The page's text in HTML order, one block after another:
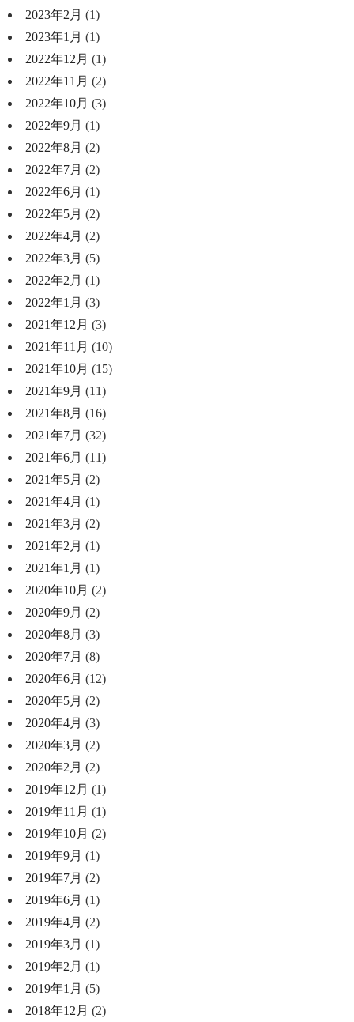
2023年2月 (1)
2023年1月 (1)
2022年12月 (1)
2022年11月 (2)
2022年10月 (3)
2022年9月 (1)
2022年8月 (2)
2022年7月 (2)
2022年6月 (1)
2022年5月 (2)
2022年4月 (2)
2022年3月 (5)
2022年2月 (1)
2022年1月 (3)
2021年12月 (3)
2021年11月 (10)
2021年10月 (15)
2021年9月 (11)
2021年8月 (16)
2021年7月 (32)
2021年6月 (11)
2021年5月 (2)
2021年4月 (1)
2021年3月 (2)
2021年2月 (1)
2021年1月 (1)
2020年10月 (2)
2020年9月 (2)
2020年8月 (3)
2020年7月 (8)
2020年6月 (12)
2020年5月 (2)
2020年4月 (3)
2020年3月 (2)
2020年2月 (2)
2019年12月 (1)
2019年11月 (1)
2019年10月 (2)
2019年9月 (1)
2019年7月 (2)
2019年6月 (1)
2019年4月 (2)
2019年3月 (1)
2019年2月 (1)
2019年1月 (5)
2018年12月 (2)